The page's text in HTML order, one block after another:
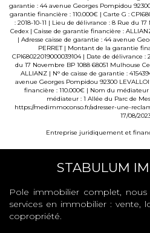
garantie : 44 avenue Georges Pompidou
garantie financière : 110.000€ | Carte G :
: 2018-10-11 | Lieu de délivrance : 8 Rue du
Cedex | Caisse de garantie financière :
| Adresse caisse de garantie : 44 avenue
PERRET | Montant de la garantie
CPI68022019000039104 | Date de délivrance :
du 17 Novembre BP 1088 68051 Mulhouse
ALLIANZ | N° de caisse de garantie :
avenue Georges Pompidou 92300
financière : 110.000€ | Nom du médiateur
médiateur : 1 Allée du Parc de
https://medimmoconso.fr/adresser-une-
17/08/
Entreprise juridiquement et
STABULUM
Pole immobilier complet,
services en immobilier : vente,
copropriété.